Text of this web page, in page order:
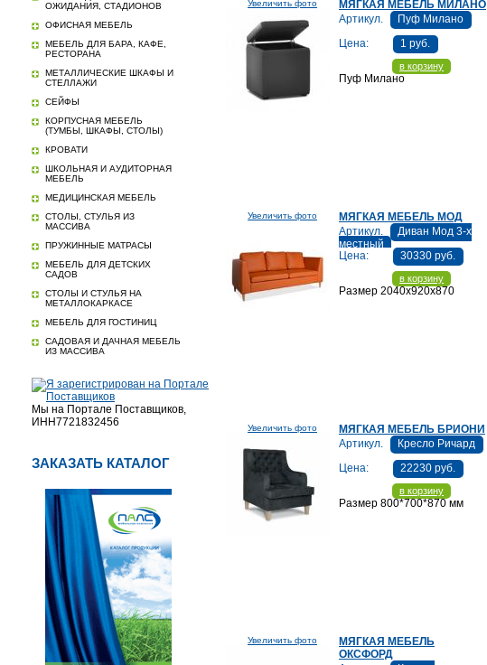
ОЖИДАНИЯ, СТАДИОНОВ
ОФИСНАЯ МЕБЕЛЬ
МЕБЕЛЬ ДЛЯ БАРА, КАФЕ,
РЕСТОРАНА
МЕТАЛЛИЧЕСКИЕ ШКАФЫ И
СТЕЛЛАЖИ
СЕЙФЫ
КОРПУСНАЯ МЕБЕЛЬ
(ТУМБЫ, ШКАФЫ, СТОЛЫ)
КРОВАТИ
ШКОЛЬНАЯ И АУДИТОРНАЯ
МЕБЕЛЬ
МЕДИЦИНСКАЯ МЕБЕЛЬ
СТОЛЫ, СТУЛЬЯ ИЗ
МАССИВА
ПРУЖИННЫЕ МАТРАСЫ
МЕБЕЛЬ ДЛЯ ДЕТСКИХ
САДОВ
СТОЛЫ И СТУЛЬЯ НА
МЕТАЛЛОКАРКАСЕ
МЕБЕЛЬ ДЛЯ ГОСТИНИЦ
САДОВАЯ И ДАЧНАЯ МЕБЕЛЬ
ИЗ МАССИВА
Мы на Портале Поставщиков,
ИНН7721832456
ЗАКАЗАТЬ КАТАЛОГ
Увеличить фото
МЯГКАЯ МЕБЕЛЬ МИЛАНО
Артикул.
Пуф Милано
Цена:
1 руб.
в корзину
Пуф Милано
Увеличить фото
МЯГКАЯ МЕБЕЛЬ МОД
Артикул.
Диван Мод 3-х
местный
Цена:
30330 руб.
в корзину
Размер 2040х920х870
Увеличить фото
МЯГКАЯ МЕБЕЛЬ БРИОНИ
Артикул.
Кресло Ричард
Цена:
22230 руб.
в корзину
Размер 800*700*870 мм
Увеличить фото
МЯГКАЯ МЕБЕЛЬ
ОКСФОРД